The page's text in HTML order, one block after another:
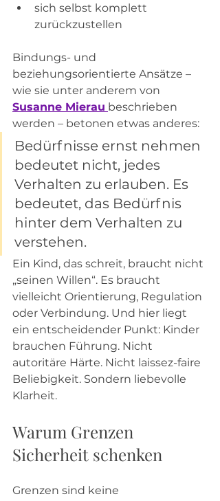
sich selbst komplett
zurückzustellen
Bindungs- und
beziehungsorientierte Ansätze –
wie sie unter anderem von
Susanne Mierau beschrieben
werden – betonen etwas anderes:
Bedürfnisse ernst nehmen
bedeutet nicht, jedes
Verhalten zu erlauben. Es
bedeutet, das Bedürfnis
hinter dem Verhalten zu
verstehen.
Ein Kind, das schreit, braucht nicht
„seinen Willen“. Es braucht
vielleicht Orientierung, Regulation
oder Verbindung. Und hier liegt
ein entscheidender Punkt: Kinder
brauchen Führung. Nicht
autoritäre Härte. Nicht laissez-faire
Beliebigkeit. Sondern liebevolle
Klarheit.
Warum Grenzen
Sicherheit schenken
Grenzen sind keine